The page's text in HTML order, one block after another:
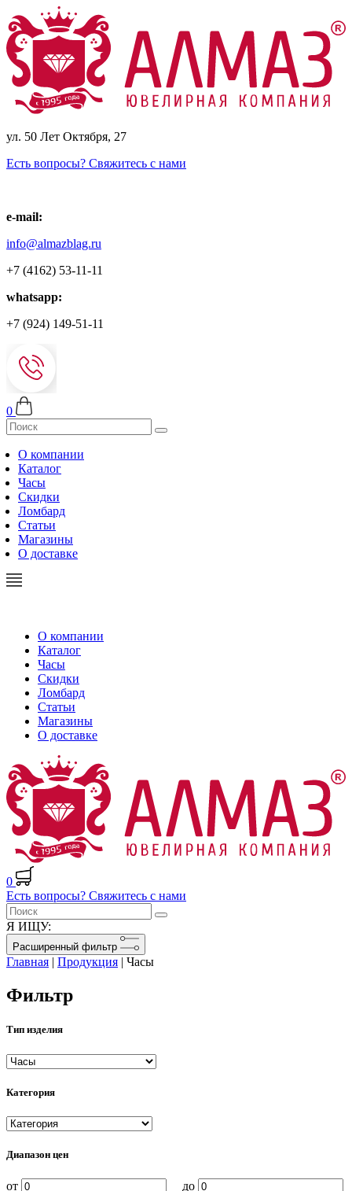
ул. 50 Лет Октября, 27
Есть вопросы? Свяжитесь с нами
e-mail:
info@almazblag.ru
+7 (4162) 53-11-11
whatsapp:
+7 (924) 149-51-11
0
О компании
Каталог
Часы
Скидки
Ломбард
Статьи
Магазины
О доставке
О компании
Каталог
Часы
Скидки
Ломбард
Статьи
Магазины
О доставке
0
Есть вопросы? Свяжитесь с нами
Я ИЩУ:
Расширенный фильтр
Главная | Продукция | Часы
Фильтр
Тип изделия
Категория
Диапазон цен
от до